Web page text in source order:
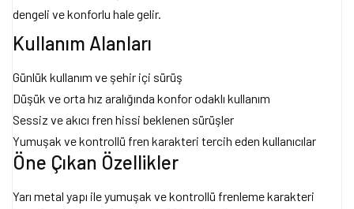
dengeli ve konforlu hale gelir.
Kullanım Alanları
Günlük kullanım ve şehir içi sürüş
Düşük ve orta hız aralığında konfor odaklı kullanım
Sessiz ve akıcı fren hissi beklenen sürüşler
Yumuşak ve kontrollü fren karakteri tercih eden kullanıcılar
Öne Çıkan Özellikler
Yarı metal yapı ile yumuşak ve kontrollü frenleme karakteri